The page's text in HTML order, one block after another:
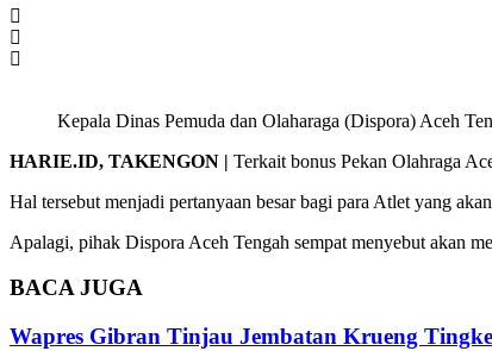
Kepala Dinas Pemuda dan Olaharaga (Dispora) Aceh
HARIE.ID, TAKENGON | Terkait bonus Pekan Olahraga
Hal tersebut menjadi pertanyaan besar bagi para Atlet yang
Apalagi, pihak Dispora Aceh Tengah sempat menyebut akan
BACAJUGA
Wapres Gibran Tinjau Jembatan Krueng